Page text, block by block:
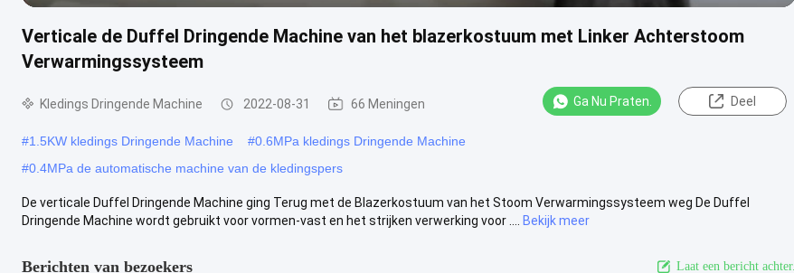
Verticale de Duffel Dringende Machine van het blazerkostuum met Linker Achterstoom
Verwarmingssysteem
Kledings Dringende Machine 2022-08-31 66 Meningen Ga Nu Praten. Deel
#1.5KW kledings Dringende Machine #0.6MPa kledings Dringende Machine
#0.4MPa de automatische machine van de kledingspers
De verticale Duffel Dringende Machine ging Terug met de Blazerkostuum van het Stoom Verwarmingssysteem weg De Duffel
Dringende Machine wordt gebruikt voor vormen-vast en het strijken verwerking voor ....
Bekijk meer
Berichten van bezoekers Laat een bericht achter.